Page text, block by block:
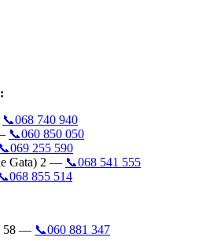
📞068 740 940
📞060 850 050
📞069 255 590
Gata) 2 — 📞068 541 555
855 514
58 — 📞060 881 347